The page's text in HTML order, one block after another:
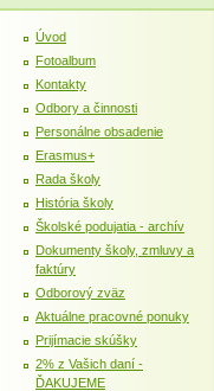
Úvod
Fotoalbum
Kontakty
Odbory a činnosti
Personálne obsadenie
Erasmus+
Rada školy
História školy
Školské podujatia - archív
Dokumenty školy, zmluvy a
faktúry
Odborový zväz
Aktuálne pracovné ponuky
Prijímacie skúšky
2% z Vašich daní -
ĎAKUJEME